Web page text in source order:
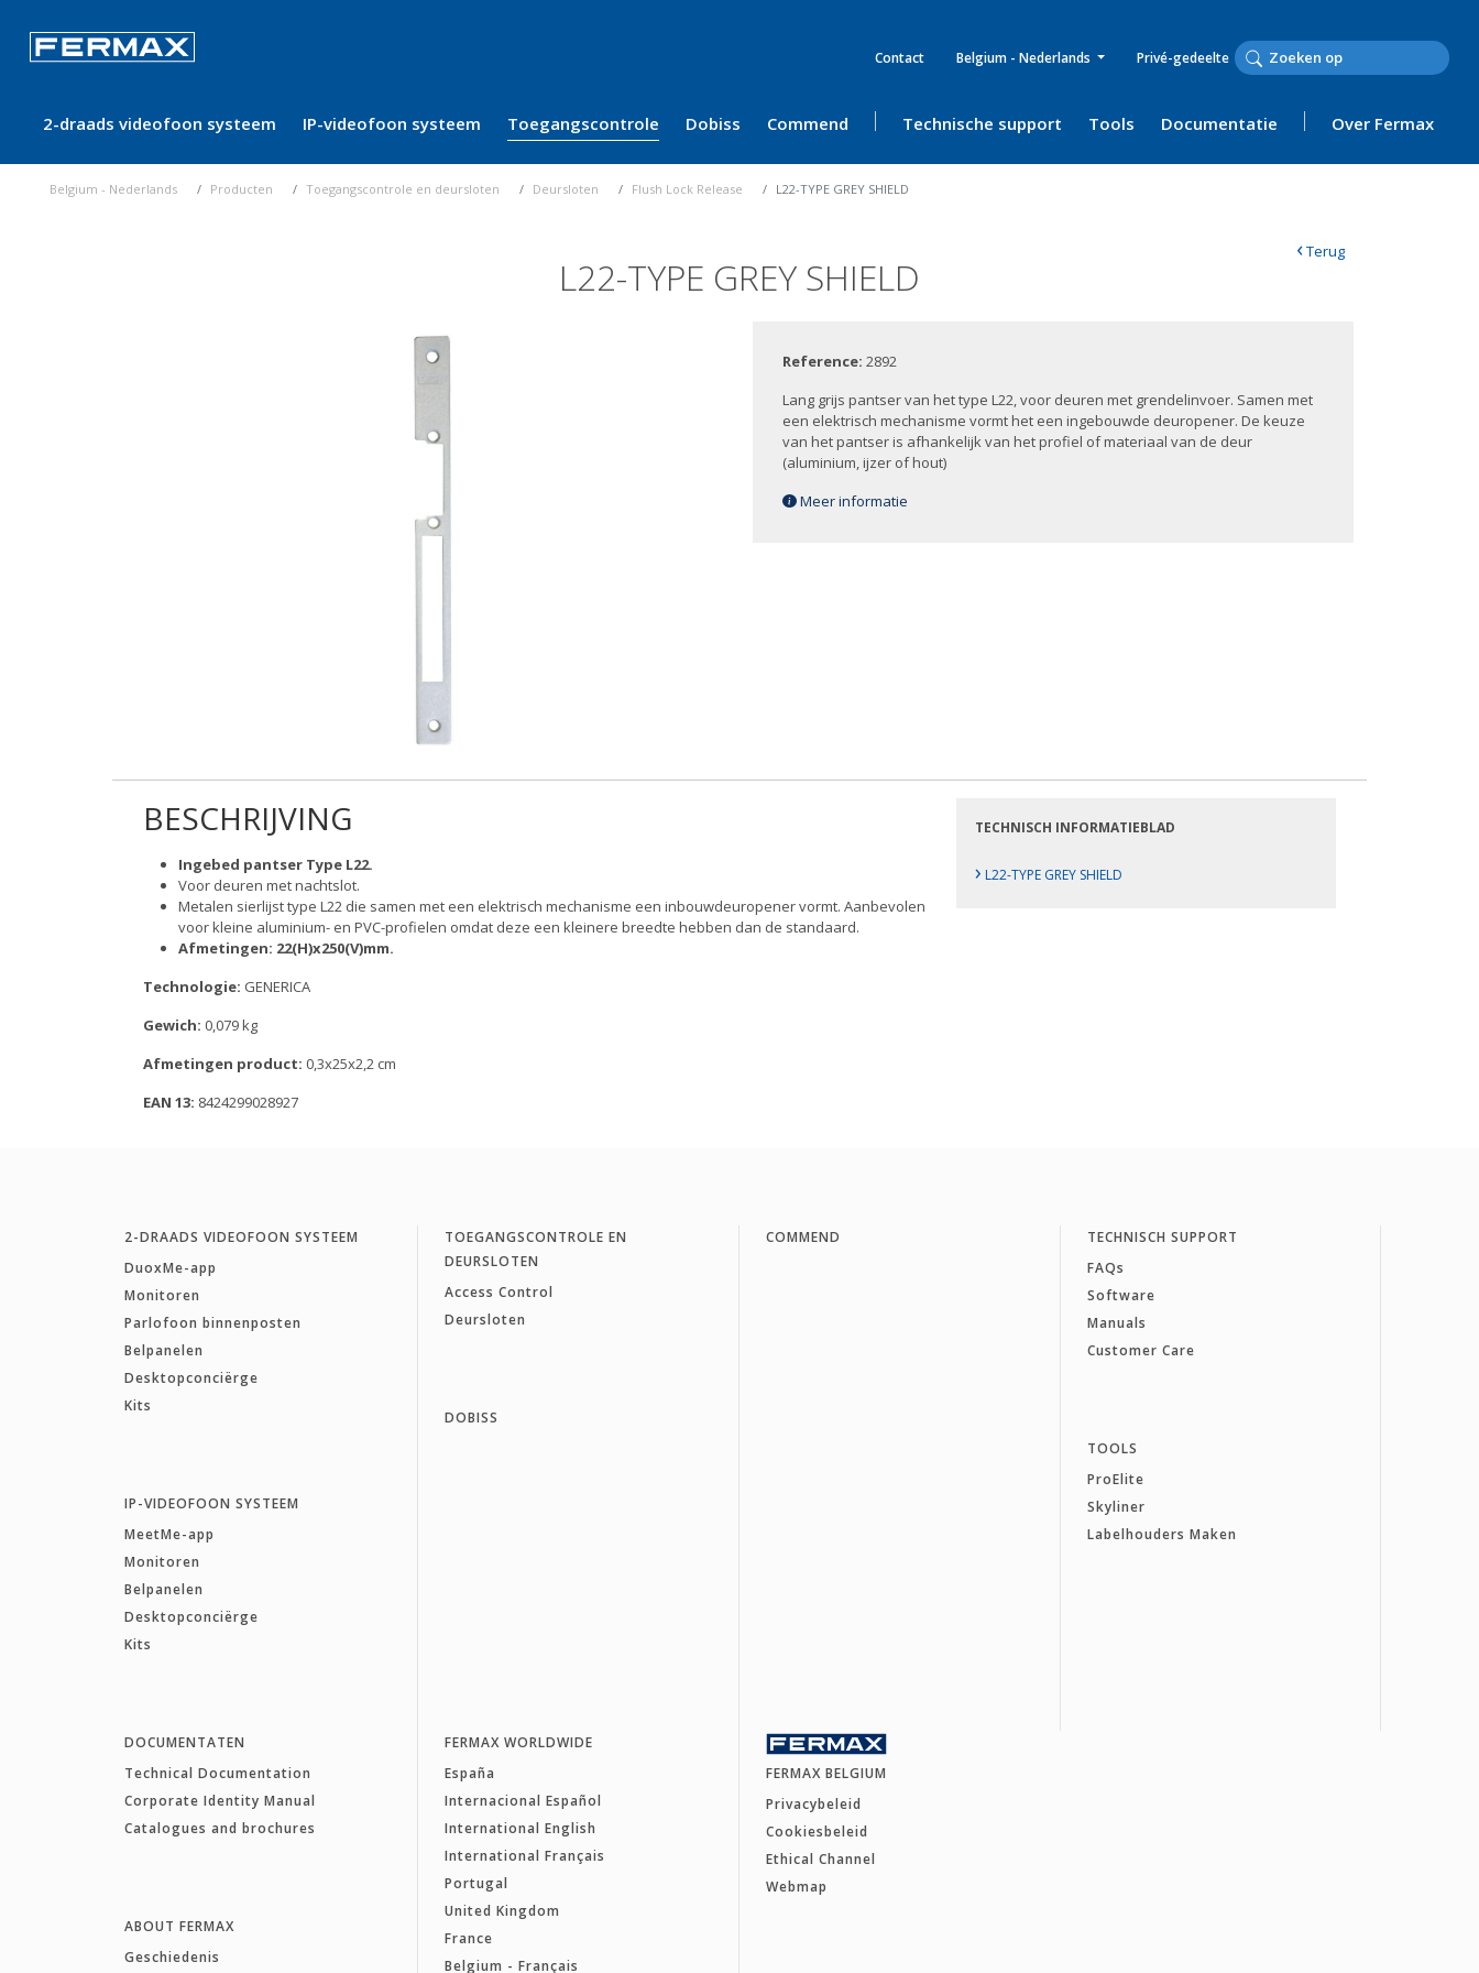
Contact Belgium - Nederlands Privé-gedeelte
2-draads videofoon systeem IP-videofoon systeem Toegangscontrole Dobiss Commend Technische support Tools Documentatie Over Fermax
Belgium - Nederlands Producten Toegangscontrole en deursloten Deursloten Flush Lock Release L22-TYPE GREY SHIELD
L22-TYPE GREY SHIELD
‹Terug
Reference:2892
Lang grijs pantser van het type L22, voor deuren met grendelinvoer. Samen met
een elektrisch mechanisme vormt het een ingebouwde deuropener. De keuze
van het pantser is afhankelijk van het profiel of materiaal van de deur
(aluminium, ijzer of hout)
Meer informatie
BESCHRIJVING
Ingebed pantser Type L22.
Voor deuren met nachtslot.
Metalen sierlijst type L22 die samen met een elektrisch mechanisme een inbouwdeuropener vormt. Aanbevolen
voor kleine aluminium- en PVC-profielen omdat deze een kleinere breedte hebben dan de standaard.
Afmetingen: 22(H)x250(V)mm.
Technologie: GENERICA
Gewich: 0,079 kg
Afmetingen product: 0,3x25x2,2 cm
EAN 13: 8424299028927
TECHNISCH INFORMATIEBLAD
› L22-TYPE GREY SHIELD
2-DRAADS VIDEOFOON SYSTEEM
DuoxMe-app
Monitoren
Parlofoon binnenposten
Belpanelen
Desktopconciërge
Kits
IP-VIDEOFOON SYSTEEM
MeetMe-app
Monitoren
Belpanelen
Desktopconciërge
Kits
TOEGANGSCONTROLE EN
DEURSLOTEN
Access Control
Deursloten
DOBISS
COMMEND
TECHNISCH SUPPORT
FAQs
Software
Manuals
Customer Care
TOOLS
ProElite
Skyliner
Labelhouders Maken
DOCUMENTATEN
Technical Documentation
Corporate Identity Manual
Catalogues and brochures
ABOUT FERMAX
Geschiedenis
FERMAX WORLDWIDE
España
Internacional Español
International English
International Français
Portugal
United Kingdom
France
Belgium - Français
FERMAX BELGIUM
Privacybeleid
Cookiesbeleid
Ethical Channel
Webmap